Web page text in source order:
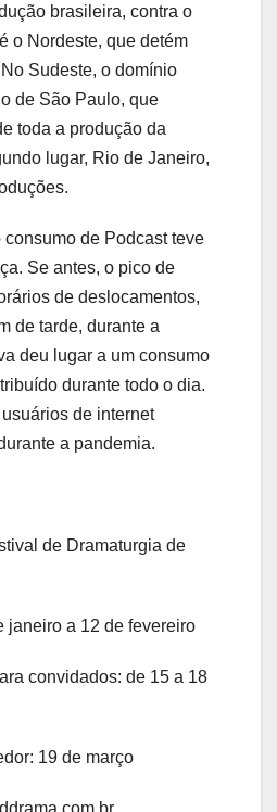
brasileira, contra o
o Nordeste, que detém
Sudeste, o domínio
de São Paulo, que
toda a produção da
lugar, Rio de Janeiro,
de Podcast teve
Se antes, o pico de
de deslocamentos,
de tarde, durante a
deu lugar a um consumo
durante todo o dia.
de internet
a pandemia.
de Dramaturgia de
janeiro a 12 de fevereiro
convidados: de 15 a 18
19 de março